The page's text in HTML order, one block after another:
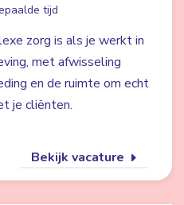
tijd
zorg is als je werkt in
met afwisseling
en de ruimte om echt
je cliënten.
Bekijk vacature